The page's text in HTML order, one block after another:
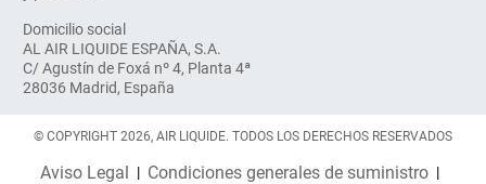
Domicilio social
AL AIR LIQUIDE ESPAÑA, S.A.
C/ Agustín de Foxá nº 4, Planta 4ª
28036 Madrid, España
© COPYRIGHT 2026, AIR LIQUIDE. TODOS LOS DERECHOS RESERVADOS
Aviso Legal Condiciones generales de suministro